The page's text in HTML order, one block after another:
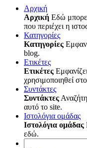
Αρχική
Αρχική Εδώ
που περιέχει η
Κατηγορίες
Κατηγορίες
blog.
Ετικέτες
Ετικέτες
χρησιμοποιηθεί
Συντάκτες
Συντάκτες
αυτό το site.
Ιστολόγια ομάδας
Ιστολόγια ομάδας
εδώ.